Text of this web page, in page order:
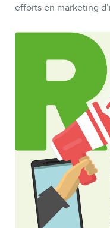
efforts en marketing